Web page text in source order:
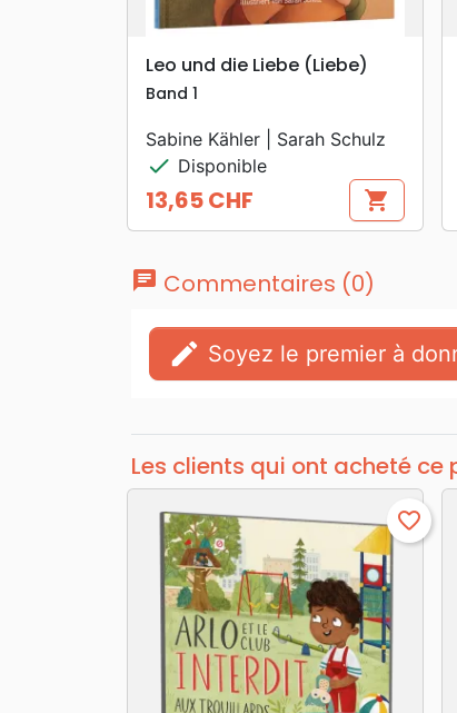
search APERÇU RAPIDE
Leo und die Liebe (Liebe)
Band 1
Sabine Kähler | Sarah Schulz
check Disponible
Prix
13,65 CHF shopping_cart
chat Commentaires (0)
edit Soyez le premier à
Les clients qui ont acheté
favorite_border